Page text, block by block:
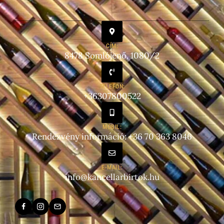
CÍM:
8478 Somlójenő, 1080/2
TELEFON:
+36307800522
MOBIL:
Rendezvény információ: +36 70 363 8046
E-MAIL:
info@kancellarbirtok.hu